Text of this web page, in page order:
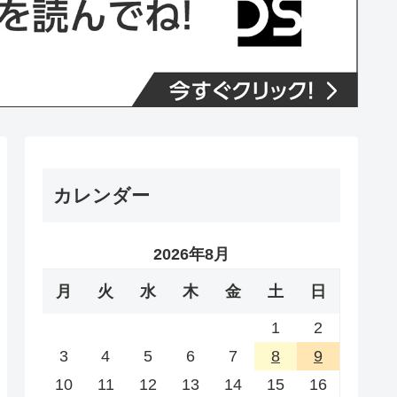
カレンダー
2026年8月
月 火 水 木 金 土 日
1
2
3
4 5 6 7 8
9
10
11 12 13 14 15 16